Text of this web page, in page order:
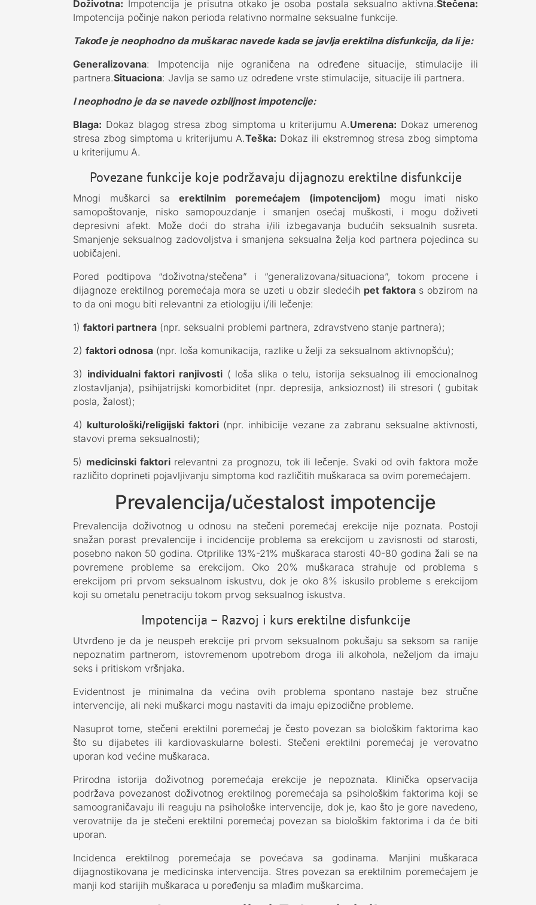
Doživotna: Impotencija je prisutna otkako je osoba postala seksualno aktivna.Stečena:
Impotencija počinje nakon perioda relativno normalne seksualne funkcije.
Takođe je neophodno da muškarac navede kada se javlja erektilna disfunkcija, da li je:
Generalizovana: Impotencija nije ograničena na određene situacije, stimulacije ili
partnera.Situaciona: Javlja se samo uz određene vrste stimulacije, situacije ili partnera.
I neophodno je da se navede ozbiljnost impotencije:
Blaga: Dokaz blagog stresa zbog simptoma u kriterijumu A.Umerena: Dokaz umerenog
stresa zbog simptoma u kriterijumu A.Teška: Dokaz ili ekstremnog stresa zbog simptoma
u kriterijumu A.
Povezane funkcije koje podržavaju dijagnozu erektilne disfunkcije
Mnogi muškarci saerektilnim poremećajem (impotencijom) mogu imati nisko
samopoštovanje, nisko samopouzdanje i smanjen osećaj muškosti, i mogu doživeti
depresivni afekt. Može doći do straha i/ili izbegavanja budućih seksualnih susreta.
Smanjenje seksualnog zadovoljstva i smanjena seksualna želja kod partnera pojedinca su
uobičajeni.
Pored podtipova “doživotna/stečena” i “generalizovana/situaciona”, tokom procene i
dijagnoze erektilnog poremećaja mora se uzeti u obzir sledećih pet faktoras obzirom na
to da oni mogu biti relevantni za etiologiju i/ili lečenje:
1) faktori partnera (npr. seksualni problemi partnera, zdravstveno stanje partnera);
2) faktori odnosa (npr. loša komunikacija, razlike u želji za seksualnom aktivnopšću);
3) individualni faktori ranjivosti ( loša slika o telu, istorija seksualnog ili emocionalnog
zlostavljanja), psihijatrijski komorbiditet (npr. depresija, anksioznost) ili stresori ( gubitak
posla, žalost);
4) kulturološki/religijski faktori(npr. inhibicije vezane za zabranu seksualne aktivnosti,
stavovi prema seksualnosti);
5) medicinski faktorirelevantni za prognozu, tok ili lečenje. Svaki od ovih faktora može
različito doprineti pojavljivanju simptoma kod različitih muškaraca sa ovim poremećajem.
Prevalencija/učestalost impotencije
Prevalencija doživotnog u odnosu na stečeni poremećaj erekcije nije poznata. Postoji
snažan porast prevalencije i incidencije problema sa erekcijom u zavisnosti od starosti,
posebno nakon 50 godina. Otprilike 13%-21% muškaraca starosti 40-80 godina žali se na
povremene probleme sa erekcijom. Oko 20% muškaraca strahuje od problema s
erekcijom pri prvom seksualnom iskustvu, dok je oko 8% iskusilo probleme s erekcijom
koji su ometalu penetraciju tokom prvog seksualnog iskustva.
Impotencija – Razvoj i kurs erektilne disfunkcije
Utvrđeno je da je neuspeh erekcije pri prvom seksualnom pokušaju sa seksom sa ranije
nepoznatim partnerom, istovremenom upotrebom droga ili alkohola, neželjom da imaju
seks i pritiskom vršnjaka.
Evidentnost je minimalna da većina ovih problema spontano nastaje bez stručne
intervencije, ali neki muškarci mogu nastaviti da imaju epizodične probleme.
Nasuprot tome, stečeni erektilni poremećaj je često povezan sa biološkim faktorima kao
što su dijabetes ili kardiovaskularne bolesti. Stečeni erektilni poremećaj je verovatno
uporan kod većine muškaraca.
Prirodna istorija doživotnog poremećaja erekcije je nepoznata. Klinička opservacija
podržava povezanost doživotnog erektilnog poremećaja sa psihološkim faktorima koji se
samoograničavaju ili reaguju na psihološke intervencije, dok je, kao što je gore navedeno,
verovatnije da je stečeni erektilni poremećaj povezan sa biološkim faktorima i da će biti
uporan.
Incidenca erektilnog poremećaja se povećava sa godinama. Manjini muškaraca
dijagnostikovana je medicinska intervencija. Stres povezan sa erektilnim poremećajem je
manji kod starijih muškaraca u poređenju sa mlađim muškarcima.